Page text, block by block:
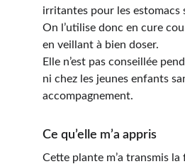
irritantes pour les estomacs
On l’utilise donc en cure
en veillant à bien doser.
Elle n’est pas conseillée
ni chez les jeunes enfants
accompagnement.
Ce qu’elle m’a appris
Cette plante m’a transmis la